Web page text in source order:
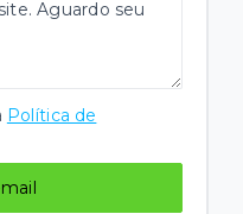
Política de